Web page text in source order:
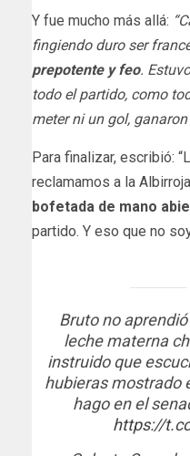
Y fue mucho más allá:
fingiendo duro ser
prepotente y feo.
todo el partido, como
meter ni un gol, ganaron
Para finalizar, escribió:
reclamamos a la
bofetada de mano
partido. Y eso que no
Bruto no
leche materna
instruido que
hubieras mostrado
hago en el
https://